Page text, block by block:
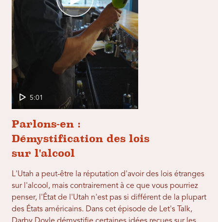
5:01
Parlons-en :
Démystification des lois
sur l'alcool
L'Utah a peut-être la réputation d'avoir des lois étranges
sur l'alcool, mais contrairement à ce que vous pourriez
penser, l'État de l'Utah n'est pas si différent de la plupart
des États américains. Dans cet épisode de Let's Talk,